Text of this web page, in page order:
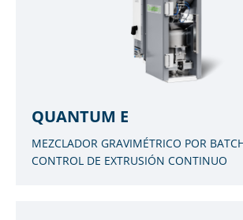
QUANTUM E
MEZCLADOR GRAVIMÉTRICO POR
CONTROL DE EXTRUSIÓN CONTINUO